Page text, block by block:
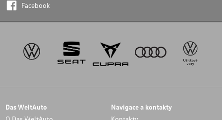
Facebook
Das WeltAuto Navigace a kontakty